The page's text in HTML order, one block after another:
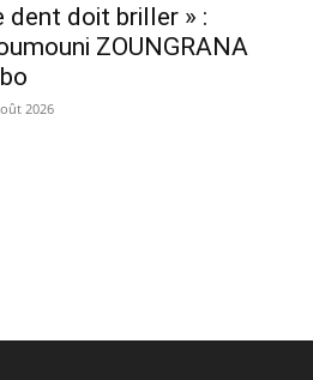
dent doit briller » :
ZOUNGRANA
2026